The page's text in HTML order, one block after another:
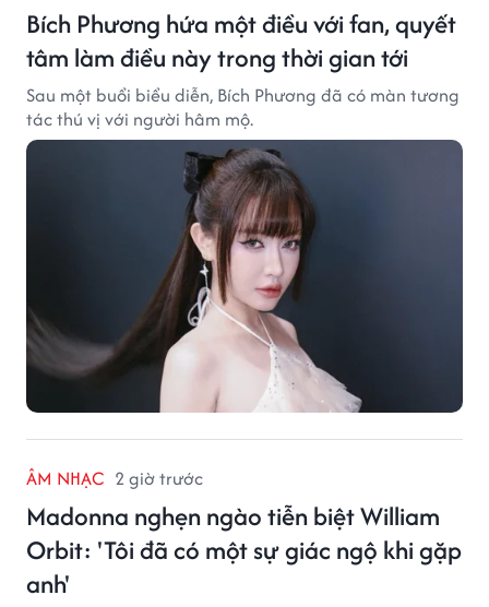
Bích Phương hứa một điều với fan, quyết
tâm làm điều này trong thời gian tới
Sau một buổi biểu diễn, Bích Phương đã có màn tương
tác thú vị với người hâm mộ.
ÂM NHẠC 2 giờ trước
Madonna nghẹn ngào tiễn biệt William
Orbit: 'Tôi đã có một sự giác ngộ khi gặp
anh'